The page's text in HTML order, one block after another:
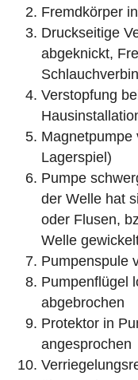
Fremdkörper
Druckseitige
abgeknickt,
Verstopfung
Magnetpumpe
Lagerspiel)
Pumpe
der Welle hat
oder Flusen,
Welle
Pumpenspule
Pumpenflügel
abgebrochen
Protektor in
angesprochen